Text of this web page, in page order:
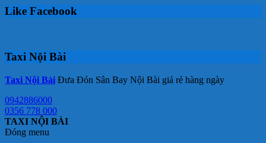
Like Facebook
Taxi Nội Bài
Taxi Nội Bài Đưa Đón Sân Bay Nội Bài giá rẻ hàng ngày
0942886000
0356 778 000
TAXI NỘI BÀI
Đóng menu